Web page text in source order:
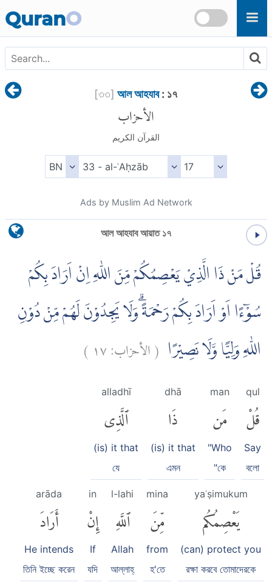
QuranO
[৩৩] আল আহযাব: ১৭
الأحزاب
القرآن الكريم
Ads by Muslim Ad Network
আল আহযাব আয়াত ১৭
قُلْ مَنْ ذَا الَّذِيْ يَعْصِمُكُمْ مِّنَ اللّٰهِ اِنْ اَرَادَ بِكُمْ
سُوْۤءًا اَوْ اَرَادَ بِكُمْ رَحْمَةً ۗوَلَا يَجِدُوْنَ لَهُمْ مِّنْ دُوْنِ
اللّٰهِ وَلِيًّا وَّلَا نَصِيْرًا (الأحزاب:١٧ )
qul
قُلْ
Say
বলো
man
مَن
"Who
"কে
dhā
ذَا
(is) it that
এমন
alladhī
ٱلَّذِى
(is) it that
যে
yaʿṣimukum
يَعْصِمُكُم
(can) protect you
রক্ষা করবে তোমাদেরকে
mina
مِّنَ
from
হ'তে
l-lahi
ٱللَّهِ
Allah
আল্লাহ্‌
in
إِنْ
If
যদি
arāda
أَرَادَ
He intends
তিনি ইচ্ছে করেন